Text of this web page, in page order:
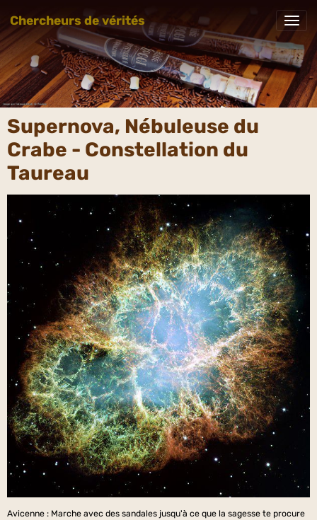
Chercheurs de vérités
Supernova, Nébuleuse du
Crabe - Constellation du
Taureau
Avicenne : Marche avec des sandales jusqu'à ce que la sagesse te procure